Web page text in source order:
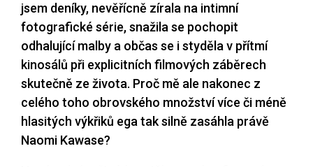
jsem deníky, nevěřícně zírala na intimní
fotografické série, snažila se pochopit
odhalující malby a občas se i styděla v přítmí
kinosálů při explicitních filmových záběrech
skutečně ze života. Proč mě ale nakonec z
celého toho obrovského množství více či méně
hlasitých výkřiků ega tak silně zasáhla právě
Naomi Kawase?